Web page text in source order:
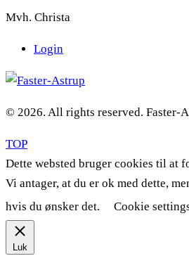
Mvh. Christa
Login
© 2026. All rights reserved. Faster-
TOP
Dette websted bruger cookies til at
Vi antager, at du er ok med dette,
hvis du ønsker det.
Cookie
Luk